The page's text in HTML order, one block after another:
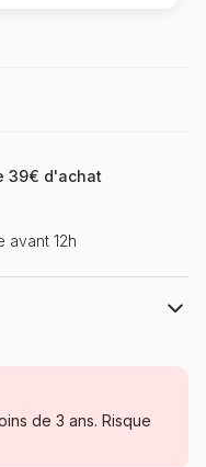
39€ d'achat
avant 12h
- Forêts, Fleurs et
de 3 ans. Risque